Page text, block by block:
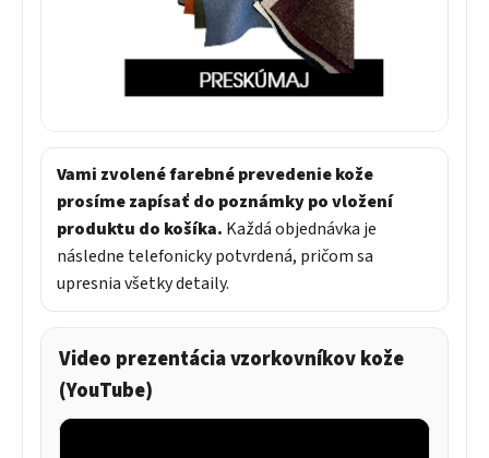
Vami zvolené farebné prevedenie kože
prosíme zapísať do poznámky po vložení
produktu do košíka. Každá objednávka je
následne telefonicky potvrdená, pričom sa
upresnia všetky detaily.
Video prezentácia vzorkovníkov kože
(YouTube)